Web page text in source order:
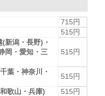
715円
515円
新潟・長野)・
岡・愛知・三
515円
葉・神奈川・
515円
歌山・兵庫)
515円